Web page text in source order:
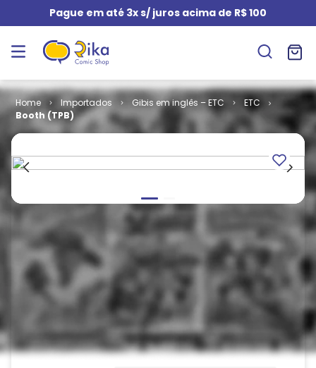
Pague em até 3x s/ juros acima de R$ 100
Importados Gibis em inglês – ETC
ETC
Booth (TPB)